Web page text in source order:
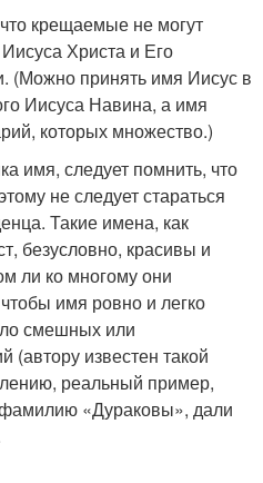
крещаемые не могут
Христа и Его
(Можно принять имя Иисус в
Иисуса Навина, а имя
которых множество.)
имя, следует помнить, что
не следует стараться
Такие имена, как
безусловно, красивы и
ли ко многому они
имя ровно и легко
смешных или
известен такой
реальный пример,
«Дураковы», дали